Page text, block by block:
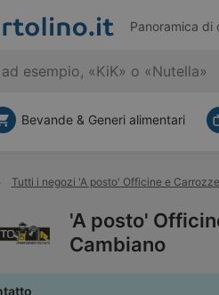
Panoramica di
Bevande & Generi alimentari
Tutti i negozi 'A posto' Officine e
'A posto'
Cambiano